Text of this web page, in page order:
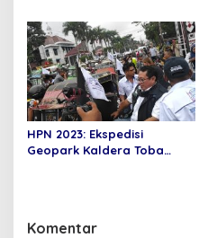
Masyarakat dan Ulama
HPN 2023: Ekspedisi
Geopark Kaldera Toba
Komentar